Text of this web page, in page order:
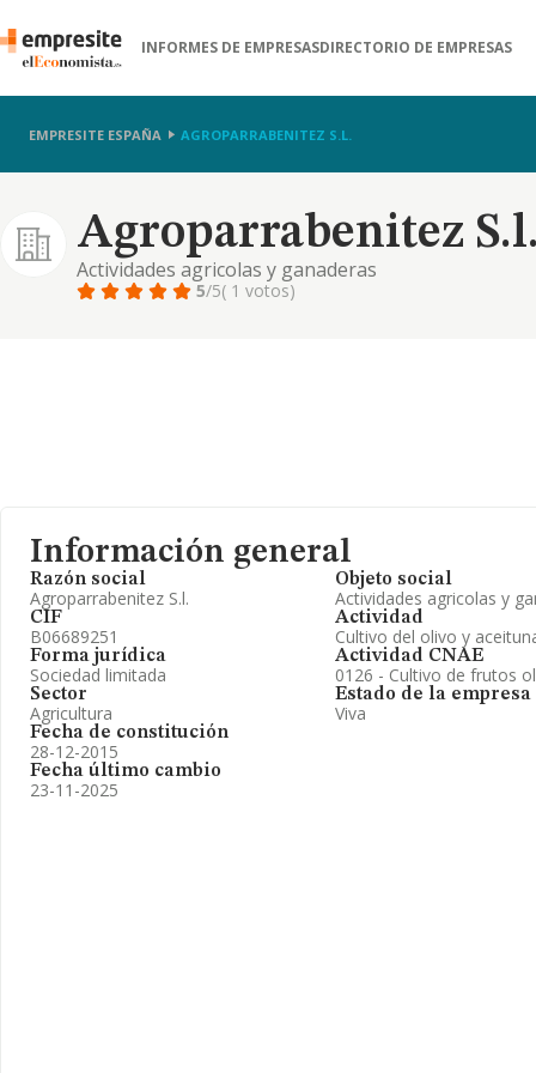
INFORMES DE EMPRESASDIRECTORIO DE EMPRESAS
EMPRESITE ESPAÑA AGROPARRABENITEZ S.L.
Agroparrabenitez S.l.
Actividades agricolas y ganaderas
5/5( 1 votos)
Información general
Razón social
Agroparrabenitez S.l.
CIF
B06689251
Forma jurídica
Sociedad limitada
Sector
Agricultura
Fecha de constitución
28-12-2015
Fecha último cambio
23-11-2025
Objeto social
Actividades agricolas y
Actividad
Cultivo del olivo y
Actividad CNAE
0126 - Cultivo de frutos
Estado de la empresa
Viva